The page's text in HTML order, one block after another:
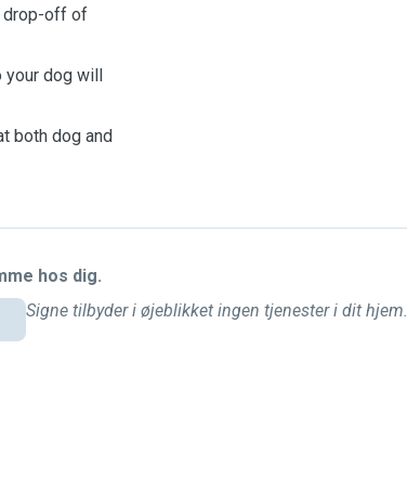
drop-off of
your dog will
both dog and
hos dig.
Signe tilbyder i øjeblikket ingen tjenester i dit hjem.